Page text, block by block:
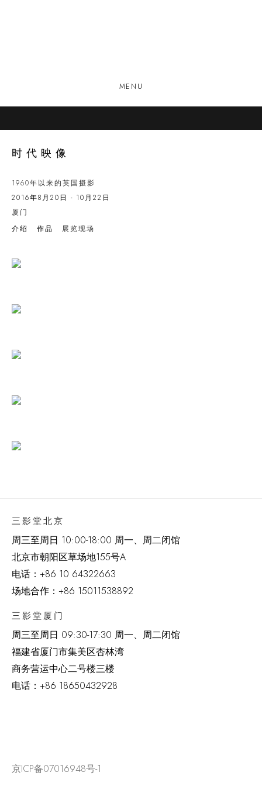
MENU
时代映像
1960年以来的英国摄影
2016年8月20日 - 10月22日
厦门
介绍
作品 展览现场
三影堂北京
周三至周日 10:00-18:00 周一、周二闭馆
北京市朝阳区草场地155号A
电话： +86 10 64322663
场地合作：+86 15011538892
三影堂厦门
周三至周日 09:30-17:30 周一、周二闭馆
福建省厦门市集美区杏林湾
商务营运中心二号楼三楼
电话： +86 18650432928
京ICP备07016948号-1